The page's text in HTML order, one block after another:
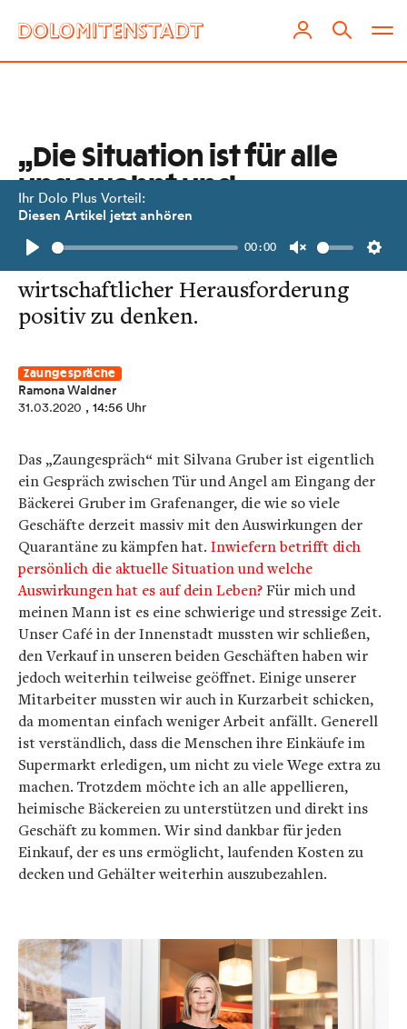
Ihr Dolo Plus Vorteil:
Diesen Artikel jetzt anhören
Play
00:00
Unmute
„Die Situation ist für alle
ungewohnt und
schwierig.“
Silvana Gruber versucht trotz
wirtschaftlicher Herausforderung
positiv zu denken.
Zaungespräche
Ramona Waldner
31.03.2020 , 14:56 Uhr
Das „Zaungespräch“ mit Silvana Gruber ist eigentlich
ein Gespräch zwischen Tür und Angel am Eingang der
Bäckerei Gruber im Grafenanger, die wie so viele
Geschäfte derzeit massiv mit den Auswirkungen der
Quarantäne zu kämpfen hat. Inwiefern betrifft dich
persönlich die aktuelle Situation und welche
Auswirkungen hat es auf dein Leben?Für mich und
meinen Mann ist es eine schwierige und stressige Zeit.
Unser Café in der Innenstadt mussten wir schließen,
den Verkauf in unseren beiden Geschäften haben wir
jedoch weiterhin teilweise geöffnet. Einige unserer
Mitarbeiter mussten wir auch in Kurzarbeit schicken,
da momentan einfach weniger Arbeit anfällt. Generell
ist verständlich, dass die Menschen ihre Einkäufe im
Supermarkt erledigen, um nicht zu viele Wege extra zu
machen. Trotzdem möchte ich an alle appellieren,
heimische Bäckereien zu unterstützen und direkt ins
Geschäft zu kommen. Wir sind dankbar für jeden
Einkauf, der es uns ermöglicht, laufenden Kosten zu
decken und Gehälter weiterhin auszubezahlen.